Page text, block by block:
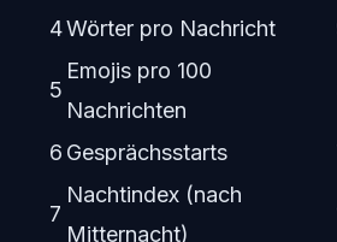
4Wörter pro Nachricht
5
Emojis pro 100
Nachrichten
6 Gesprächsstarts
7
Nachtindex (nach
Mitternacht)